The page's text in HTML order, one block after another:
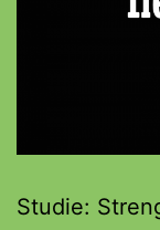
Studie: